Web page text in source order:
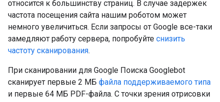
относится к большинству страниц. В случае задержек
частота посещения сайта нашим роботом может
немного увеличиться. Если запросы от Google все-таки
замедляют работу сервера, попробуйте снизить
частоту сканирования.
При сканировании для Google Поиска Googlebot
сканирует первые 2 МБ файла поддерживаемого типа
и первые 64 МБ PDF-файла. С точки зрения отрисовки